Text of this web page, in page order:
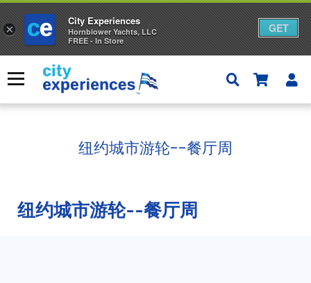
容
菜单
纽约城市游轮--餐厅周
纽约城市游轮--餐厅周
×
City Experiences
Hornblower Yachts, LLC
FREE - In Store
GET